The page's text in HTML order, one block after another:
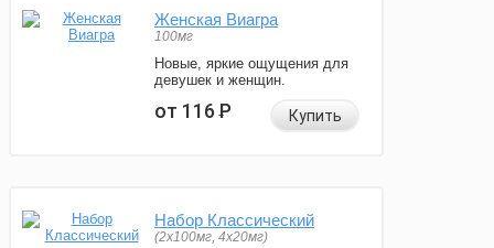
Женская Виагра
100мг
Новые, яркие ощущения для
девушек и женщин.
от 116Р Купить
Набор Классический
(2x100мг, 4x20мг)